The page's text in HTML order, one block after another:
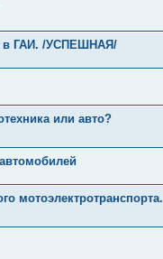
в ГАИ. /УСПЕШНАЯ/
или авто?
мотоэлектротранспорта.